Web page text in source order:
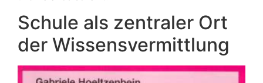
Schule als zentraler Ort
der Wissensvermittlung